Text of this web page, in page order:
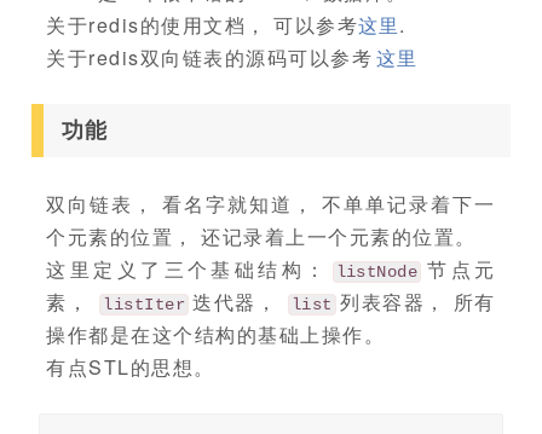
关于redis的使用文档， 可以参考这里.
关于redis双向链表的源码可以参考这里
功能
双向链表， 看名字就知道， 不单单记录着下一
个元素的位置， 还记录着上一个元素的位置。
这里定义了三个基础结构：
listNode 节点元
素，
listIter 迭代器， list 列表容器， 所有
操作都是在这个结构的基础上操作。
有点STL的思想。